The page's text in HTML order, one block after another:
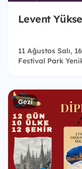
Levent
11 Ağustos Salı,
Festival Park
Gezi